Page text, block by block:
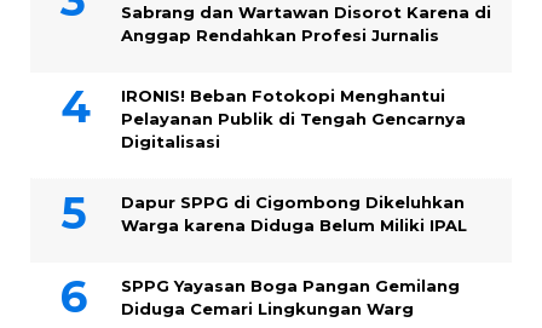
Sabrang dan Wartawan Disorot Karena di
Anggap Rendahkan Profesi Jurnalis
IRONIS! Beban Fotokopi Menghantui
Pelayanan Publik di Tengah Gencarnya
Digitalisasi
Dapur SPPG di Cigombong Dikeluhkan
Warga karena Diduga Belum Miliki IPAL
SPPG Yayasan Boga Pangan Gemilang
Diduga Cemari Lingkungan Warg